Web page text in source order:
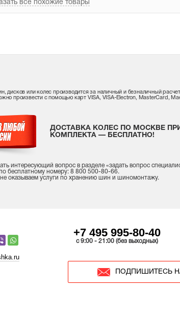
все похожие товары
дисков или колес производится за наличный и безналичный
произвести с помощью карт VISA, VISA-Electron, MasterCard,
ДОСТАВКА КОЛЕС ПО МОСКВЕ
КОМПЛЕКТА — БЕСПЛАТНО!
интересующий вопрос в разделе «задать вопрос
бесплатному номеру: 8 800 500-80-66.
оказываем услуги по хранению шин и шиномонтажу.
+7 495 995-80-40
c 9:00 - 21:00 (без выходных)
ПОДПИШИТЕСЬ